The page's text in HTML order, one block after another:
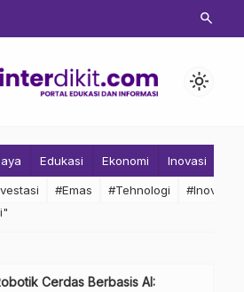
search
light_mode
Edukasi Ekonomi Inovasi
#Emas #Tehnologi #Inovasi
Cerdas Berbasis AI: